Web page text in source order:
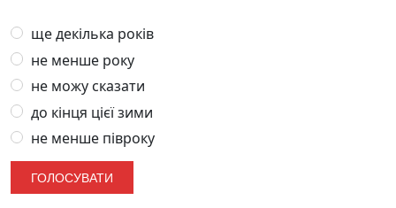
ще декілька років
не менше року
не можу сказати
до кінця цієї зими
не менше півроку